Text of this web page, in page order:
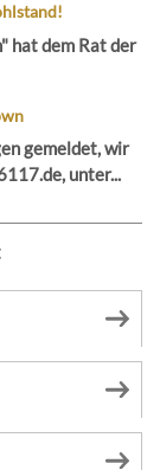
hat dem Rat der
gemeldet, wir
unter...